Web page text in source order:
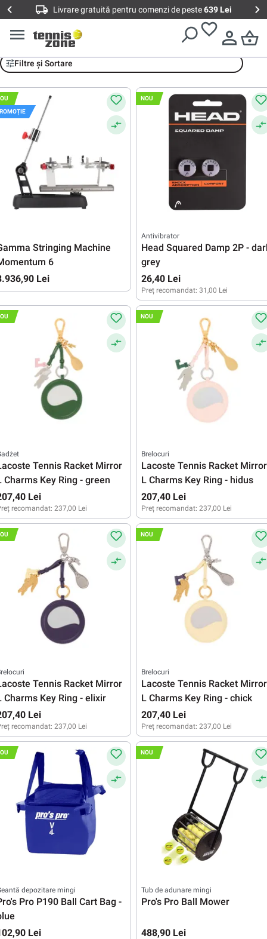
Livrare gratuită pentru comenzi de peste639 Lei
Accesorii
Filtre și Sortare
Stringing Machine
6
Lei
NOU
Antivibrator
Head Squared Damp 2P -
grey
26,40 Lei
Preț recomandat: 31,00 Lei
Tennis Racket Mirror
Charms Key Ring - green
Lei
recomandat: 237,00 Lei
NOU
Brelocuri
Lacoste Tennis Racket Mirror
L Charms Key Ring - hidus
207,40 Lei
Preț recomandat: 237,00 Lei
Tennis Racket Mirror
Charms Key Ring - elixir
Lei
recomandat: 237,00 Lei
NOU
Brelocuri
Lacoste Tennis Racket Mirror
L Charms Key Ring - chick
207,40 Lei
Preț recomandat: 237,00 Lei
depozitare mingi
Pro P190 Ball Cart Bag -
Lei
NOU
Tub de adunare mingi
Pro's Pro Ball Mower
488,90 Lei